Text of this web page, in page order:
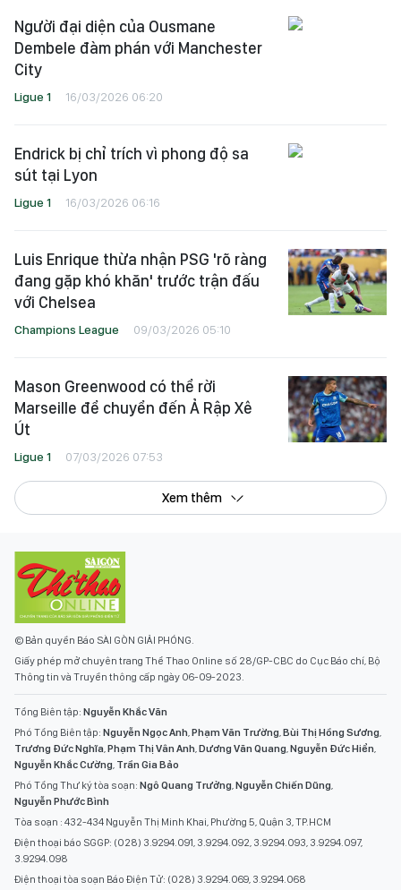
Người đại diện của Ousmane
Dembele đàm phán với Manchester
City
Ligue 1 16/03/2026 06:20
Endrick bị chỉ trích vì phong độ sa
sút tại Lyon
Ligue 1 16/03/2026 06:16
Luis Enrique thừa nhận PSG 'rõ ràng
đang gặp khó khăn' trước trận đấu
với Chelsea
Champions League 09/03/2026 05:10
Mason Greenwood có thể rời
Marseille để chuyển đến Ả Rập Xê
Út
Ligue 1 07/03/2026 07:53
Xem thêm
© Bản quyền Báo SÀI GÒN GIẢI PHÓNG.
Giấy phép mở chuyên trang Thể Thao Online số 28/GP-CBC do Cục Báo chí, Bộ
Thông tin và Truyền thông cấp ngày 06-09-2023.
Tổng Biên tập: Nguyễn Khắc Văn
Phó Tổng Biên tập: Nguyễn Ngọc Anh,Phạm Văn Trường,Bùi Thị Hồng Sương,
Trương Đức Nghĩa,Phạm Thị Vân Anh,Dương Văn Quang,Nguyễn Đức Hiển,
Nguyễn Khắc Cường, Trần Gia Bảo
Phó Tổng Thư ký tòa soạn: Ngô Quang Trưởng,Nguyễn Chiến Dũng,
Nguyễn Phước Bình
Tòa soạn : 432-434 Nguyễn Thị Minh Khai, Phường 5, Quận 3, TP.HCM
Điện thoại báo SGGP: (028) 3.9294.091, 3.9294.092, 3.9294.093, 3.9294.097,
3.9294.098
Điện thoại tòa soạn Báo Điện Tử: (028) 3.9294.069, 3.9294.068